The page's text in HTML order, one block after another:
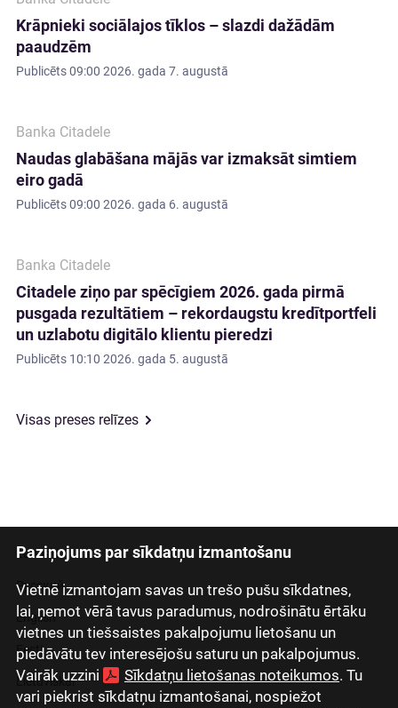
Paziņojums par sīkdatņu izmantošanu
Vietnē izmantojam savas un trešo pušu sīkdatnes,
lai, ņemot vērā tavus paradumus, nodrošinātu ērtāku
vietnes un tiešsaistes pakalpojumu lietošanu un
piedāvātu tev interesējošu saturu un pakalpojumus.
Vairāk uzzini
Sīkdatņu lietošanas noteikumos. Tu
vari piekrist sīkdatņu izmantošanai, nospiežot
Krāpnieki sociālajos tīklos – slazdi dažādām
paaudzēm
Publicēts09:00 2026. gada 7. augustā
Banka Citadele
Naudas glabāšana mājās var izmaksāt simtiem
eiro gadā
Publicēts09:00 2026. gada 6. augustā
Banka Citadele
Citadele ziņo par spēcīgiem 2026. gada pirmā
pusgada rezultātiem – rekordaugstu kredītportfeli
un uzlabotu digitālo klientu pieredzi
Publicēts 10:10 2026. gada 5. augustā
Visas preses relīzes
Latviski
Русский
English
Eesti
Lietuviškai